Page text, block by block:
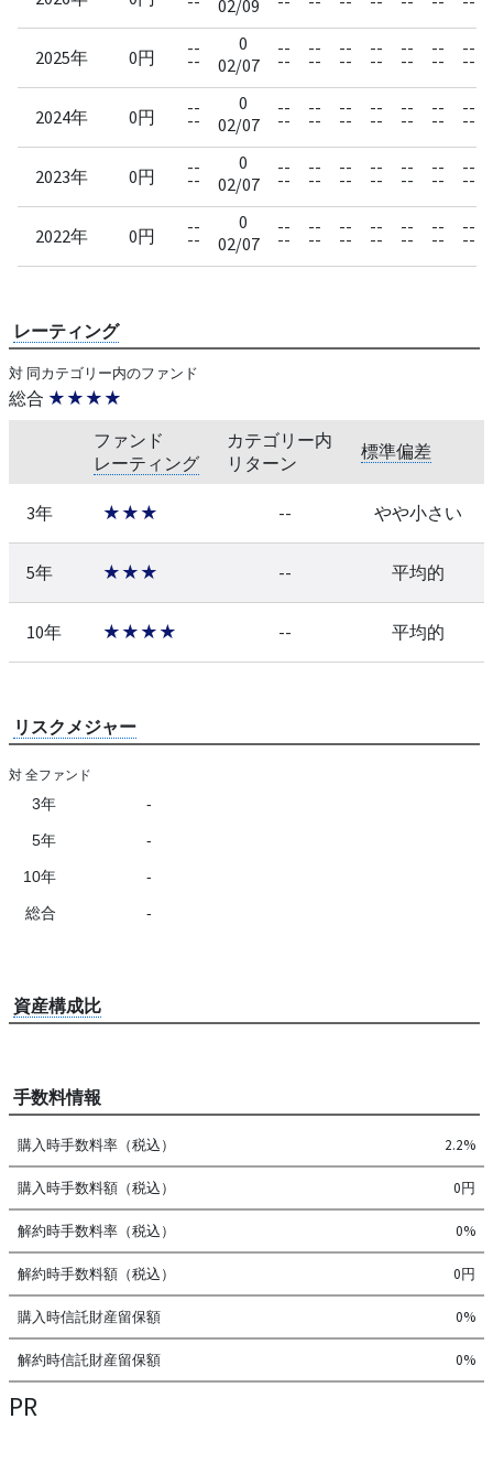
02/09
2025年 0円 --
--
0
02/07
--
--
--
--
--
--
--
--
--
--
--
--
--
--
2024年 0円 --
--
0
02/07
--
--
--
--
--
--
--
--
--
--
--
--
--
--
2023年 0円 --
--
0
02/07
--
--
--
--
--
--
--
--
--
--
--
--
--
--
2022年 0円 --
--
0
02/07
--
--
--
--
--
--
--
--
--
--
--
--
--
--
レーティング
対 同カテゴリー内のファンド
総合 ★★★★
ファンド
レーティング
カテゴリー内
リターン
標準偏差
3年 ★★★ -- やや小さい
5年 ★★★ -- 平均的
10年 ★★★★ -- 平均的
リスクメジャー
対 全ファンド
3年 -
5年 -
10年 -
総合 -
資産構成比
手数料情報
購入時手数料率（税込） 2.2%
購入時手数料額（税込） 0円
解約時手数料率（税込） 0%
解約時手数料額（税込） 0円
購入時信託財産留保額 0%
解約時信託財産留保額 0%
PR